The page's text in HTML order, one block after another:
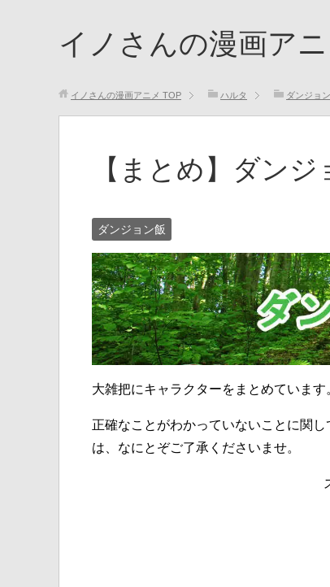
イノさんの漫画アニ
イノさんの漫画アニメ TOP ハルタ ダンジョ
【まとめ】ダン
ダンジョン飯
大雑把にキャラクターをまとめています
正確なことがわかっていないことに関
は、なにとぞご了承くださいませ。